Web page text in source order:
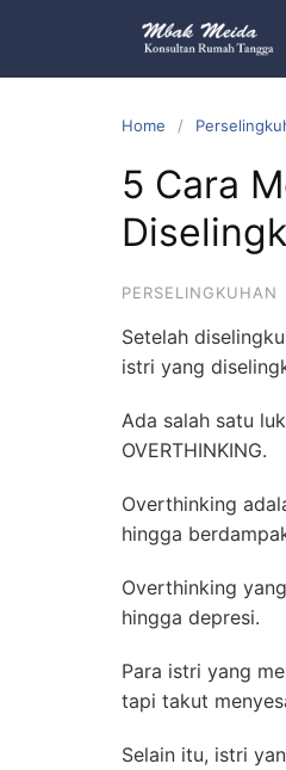
Home
5 Cara
PERSELINGKUHAN
Setelah
istri yang
Ada salah satu
OVERTHINKING.
Overthinking
hingga
Overthinking
hingga depresi.
Para istri yang
tapi takut
Selain itu, istri